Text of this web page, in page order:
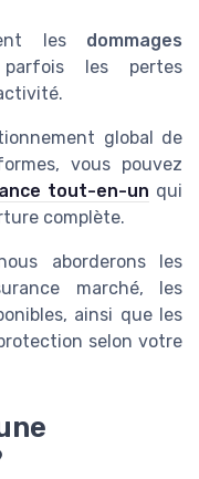
les dommages
les pertes
global de
vous pouvez
tout-en-un qui
complète.
aborderons les
marché, les
ainsi que les
selon votre